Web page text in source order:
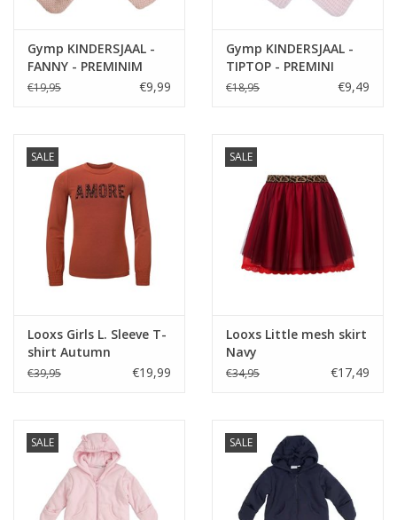
Gymp KINDERSJAAL -
FANNY - PREMINIM
VIEUX-ROSE
€19,95 €9,99
Gymp KINDERSJAAL -
TIPTOP - PREMINI
LICHTROSE
€18,95 €9,49
SALE
Looxs Girls L. Sleeve T-
shirt Autumn
€39,95 €19,99
SALE
Looxs Little mesh skirt
Navy
€34,95 €17,49
SALE SALE